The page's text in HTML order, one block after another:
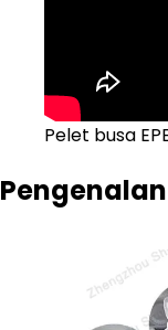
Pelet busa